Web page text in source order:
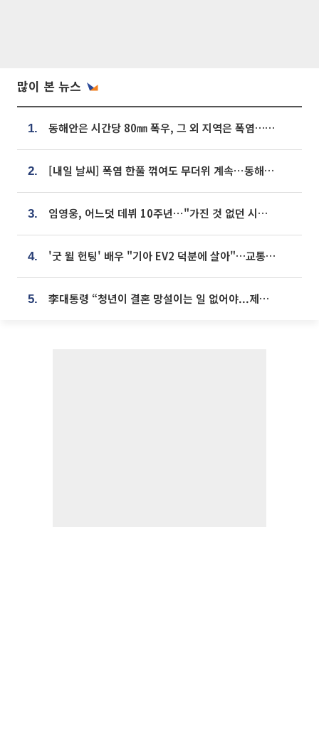
많이 본 뉴스
1. 동해안은 시간당 80㎜ 폭우, 그 외 지역은 폭염…‘극과 극 날씨’
2. [내일 날씨] 폭염 한풀 꺾여도 무더위 계속⋯동해안 이틀 연속 비
3. 임영웅, 어느덧 데뷔 10주년⋯"가진 것 없던 시절, 내 앞엔 20명의 팬뿐"
4. '굿 윌 헌팅' 배우 "기아 EV2 덕분에 살아"…교통사고 후 안전성 극찬
5. 李대통령 “청년이 결혼 망설이는 일 없어야...제도상 불이익 조사”